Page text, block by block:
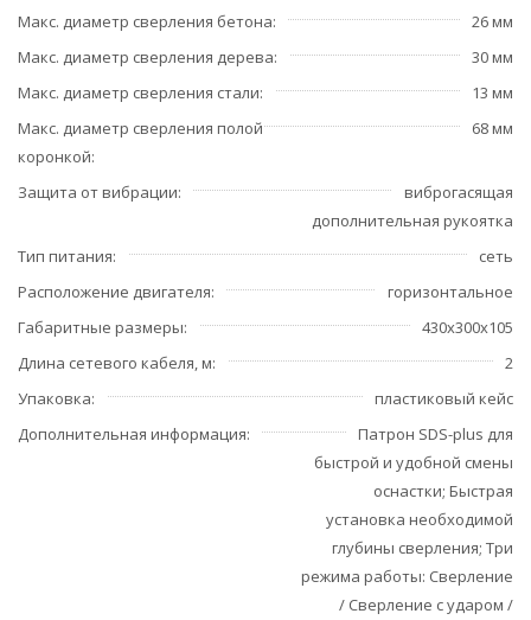
Макс. диаметр сверления бетона
26 мм
Макс. диаметр сверления дерева
30 мм
Макс. диаметр сверления стали
13 мм
Макс. диаметр сверления полой
коронкой
68 мм
Защита от вибрации
виброгасящая
дополнительная рукоятка
Тип питания
сеть
Расположение двигателя
горизонтальное
Габаритные размеры
430х300х105
Длина сетевого кабеля, м
2
Упаковка
пластиковый кейс
Дополнительная информация
Патрон SDS-plus для
быстрой и удобной смены
оснастки; Быстрая
установка необходимой
глубины сверления; Три
режима работы: Сверление
/ Сверление с ударом /